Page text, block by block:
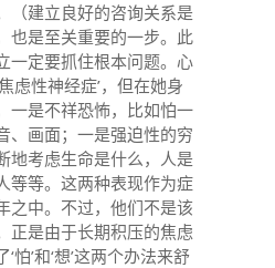
（建立良好的咨询关系是
也是至关重要的一步。此
一定要抓住根本问题。心
虑性神经症’，但在她身
一是不祥恐怖，比如怕一
、画面；一是强迫性的穷
地考虑生命是什么，人是
等等。这两种表现作为症
之中。不过，他们不是该
正是由于长期积压的焦虑
怕’和‘想’这两个办法来舒